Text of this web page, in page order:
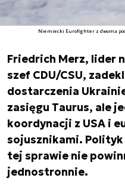
Niemiecki Eurofighter z dwoma
Friedrich Merz, lider
szef CDU/CSU,
dostarczenia
zasięgu Taurus, ale
koordynacji z USA i
sojusznikami. Polityk
tej sprawie nie
jednostronnie.